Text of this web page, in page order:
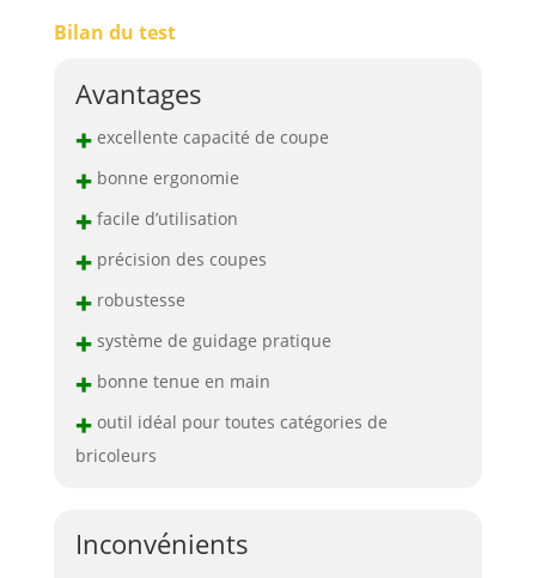
Bilan du test
Avantages
+excellente capacité de coupe
+bonne ergonomie
+facile d’utilisation
+précision des coupes
+robustesse
+système de guidage pratique
+bonne tenue en main
+outil idéal pour toutes catégories de
bricoleurs
Inconvénients